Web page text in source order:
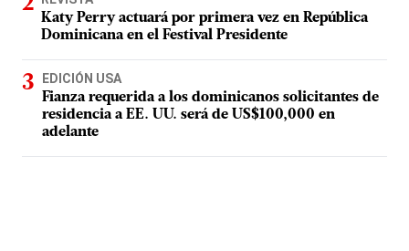
Katy Perry actuará por primera vez en República
Dominicana en el Festival Presidente
EDICIÓN USA
Fianza requerida a los dominicanos solicitantes de
residencia a EE. UU. será de US$100,000 en
adelante